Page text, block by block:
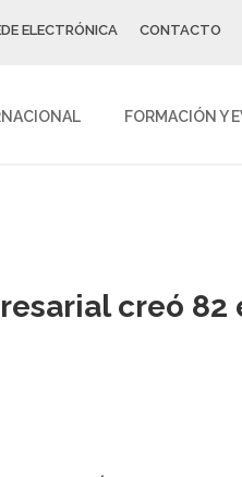
ELECTRÓNICA CONTACTO
FORMACIÓN Y
creó